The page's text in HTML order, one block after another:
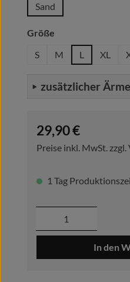
Sand
Größe
S
M L XL
zusätzlicher
Regulärer Preis:
29,90 €
Preise inkl. MwSt.
1 Tag
Produkt
In den